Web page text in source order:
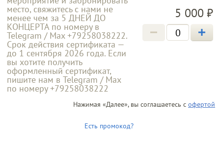
место, свяжитесь с нами не
менее чем за 5 ДНЕЙ ДО
КОНЦЕРТА по номеру в
Telegram / Max +79258038222.
Срок действия сертификата —
до 1 сентября 2026 года. Если
вы хотите получить
оформленный сертификат,
пишите нам в Telegram / Max
по номеру +79258038222
5 000 ₽
Сертификат на 8000
Нажимая «Далее», вы соглашаетесь с офертой
Есть промокод?